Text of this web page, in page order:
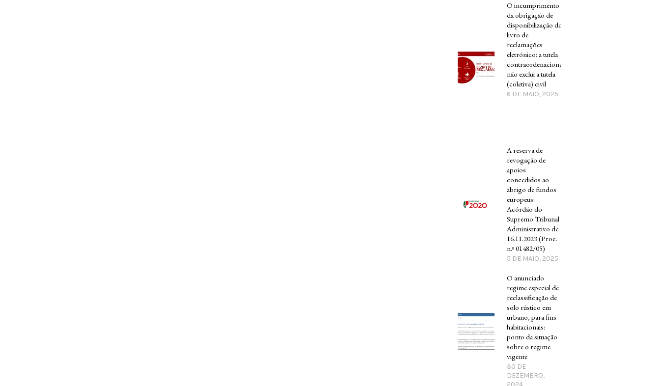
O incumprimento
da obrigação de
disponibilização do
livro de
reclamações
eletrónico: a tutela
contraordenacional
não exclui a tutela
(coletiva) civil
6 DE MAIO, 2025
A reserva de
revogação de
apoios
concedidos ao
abrigo de fundos
europeus:
Acórdão do
Supremo Tribunal
Administrativo de
16.11.2023 (Proc.
n.º 01482/05)
5 DE MAIO, 2025
O anunciado
regime especial de
reclassificação de
solo rústico em
urbano, para fins
habitacionais:
ponto da situação
sobre o regime
vigente
30 DE
DEZEMBRO,
2024